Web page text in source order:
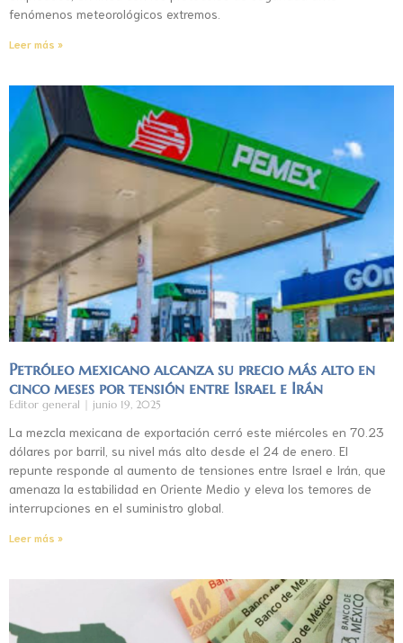
fenómenos meteorológicos extremos.
Leer más »
Petróleo mexicano alcanza su precio más alto en
cinco meses por tensión entre Israel e Irán
Editor general junio 19, 2025
La mezcla mexicana de exportación cerró este miércoles en 70.23
dólares por barril, su nivel más alto desde el 24 de enero. El
repunte responde al aumento de tensiones entre Israel e Irán, que
amenaza la estabilidad en Oriente Medio y eleva los temores de
interrupciones en el suministro global.
Leer más »